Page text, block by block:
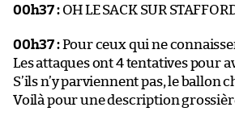
00h37 :OH LE SACK SUR
00h37 :Pour ceux qui ne
Les attaques ont 4 tentatives pour
S’ils n’y parviennent pas, le ballon
Voilà pour une description